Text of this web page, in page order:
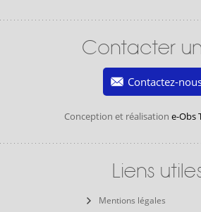
Contacter
Contactez-
Conception et réalisation e-Obs
Liens
Mentions légales